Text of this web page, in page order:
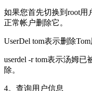
如果您首先切换到root用
正常帐户删除它。
UserDel tom表示删除
userdel -r tom表示汤姆
除。
4。查询用户信息